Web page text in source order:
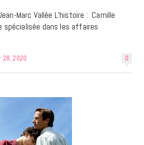
Marc Vallée L’histoire : Camille
spécialisée dans les affaires
0
28, 2020